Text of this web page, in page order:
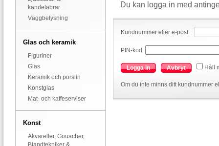
kandelabrar
Väggbelysning
Glas och keramik
Figuriner
Glas
Keramik och porslin
Konstglas
Mat- och kaffeserviser
Konst
Akvareller, Gouacher,
Blandtekniker &
Du kan logga in med
Kundnummer eller e-post
PIN-kod
Logga in Avbryt Håll
Om du inte minns ditt kundnummer